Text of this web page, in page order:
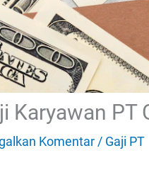
Karyawan PT
Komentar/ Gaji PT